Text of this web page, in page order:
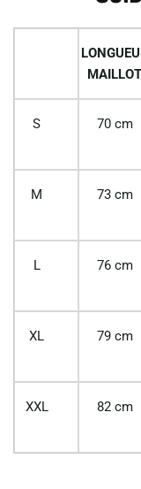
MAILLOT
S 70 cm
M 73 cm
L 76 cm
XL 79 cm
XXL 82 cm